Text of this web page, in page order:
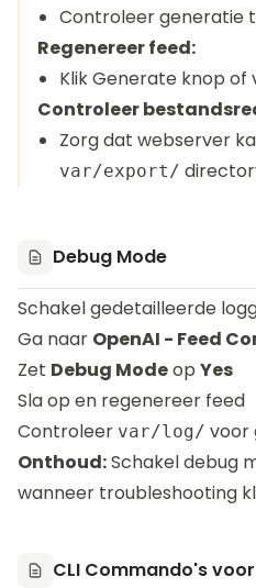
Controleer generatie
Regenereer feed:
Klik Generate knop of
Controleer
Zorg dat webserver
var/export/
Debug Mode
Schakel gedetailleerde
Ga naar OpenAI - Feed
Zet Debug Modeop Yes
Sla op en regenereer feed
Controleer var/log/ voor
Onthoud:Schakel debug
wanneer troubleshooting
CLI Commando's